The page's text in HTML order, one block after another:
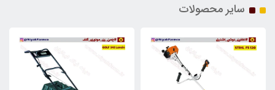
سایر محصولات